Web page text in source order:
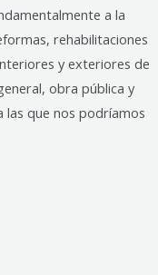
a la
rehabilitaciones
y exteriores de
obra pública y
que nos podríamos